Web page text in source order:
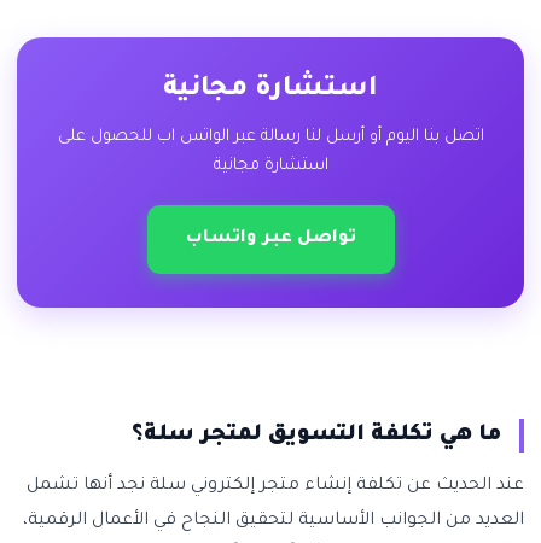
استشارة مجانية
اتصل بنا اليوم أو أرسل لنا رسالة عبر الواتس اب للحصول على
استشارة مجانية
تواصل عبر واتساب
ما هي تكلفة التسويق لمتجر سلة؟
عند الحديث عن تكلفة إنشاء متجر إلكتروني سلة نجد أنها تشمل
العديد من الجوانب الأساسية لتحقيق النجاح في الأعمال الرقمية،